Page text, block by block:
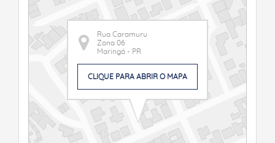
Rua Caramuru
Zona 06
Maringá - PR
CLIQUE PARA ABRIR O MAPA